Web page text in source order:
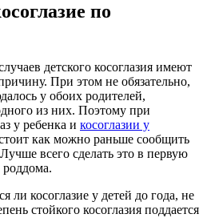
по
детского косоглазия имеют
При этом не обязательно,
у обоих родителей,
из них. Поэтому при
у ребенка и косоглазии у
как можно раньше сообщить
всего сделать это в первую
роддома.
ли косоглазие у детей до года, не
стойкого косоглазия поддается